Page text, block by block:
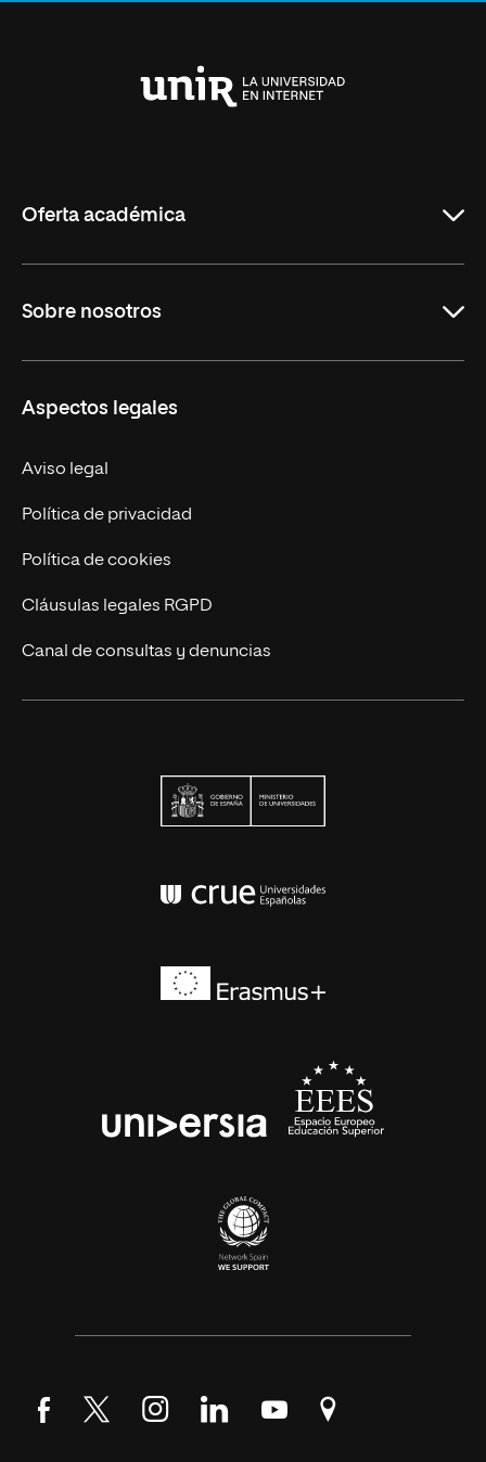
Oferta académica
Formación Continua
Carreras
Sobre nosotros
Trabaja en UNIR
Actualidad
Contáctanos
Aspectos legales
Aviso legal
Política de privacidad
Política de cookies
Cláusulas legales RGPD
Canal de consultas y denuncias
Síguenos en Facebook
Síguenos en Twitter
Síguenos en Instagram
Síguenos en LinkedIn
Síguenos en YouTube
Encuéntranos en